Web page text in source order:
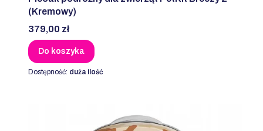
(Kremowy)
Cena
379,00 zł
Do koszyka
Dostępność: duża ilość